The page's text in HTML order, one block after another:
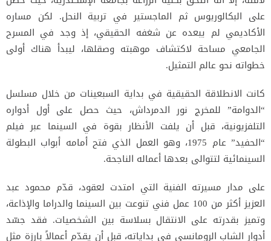
على البكالوريوس ثم الماجستير في تربية النحل. لكن مساره
الأكاديمي لم يبعده عن شغفه الحقيقي، إذ وجد في المسرح
الجامعي مساحة لاكتشاف موهبته وصقلها، ليبدأ هناك أولى
خطواته نحو عالم التمثيل.
كانت الانطلاقة الحقيقية في بداية السبعينات من خلال مسلسل
“الدوامة” للمخرج نور الدمرداش، حيث حصل على أول أدواره
التلفزيونية، قبل أن يلفت الأنظار بقوة في السينما عبر فيلم
“الحفيد” عام 1975، وهو العمل الذي فتح أمامه أبواب البطولة
السينمائية لتتوالى بعدها أعماله الناجحة.
على مدار مسيرته الفنية التي امتدت لعقود، قدّم محمود عبد
العزيز أكثر من 100 عمل فني تنوعت بين السينما والدراما والإذاعة،
وتميز بقدرته على الانتقال بسلاسة بين الشخصيات. فقد جسّد
أدوار الشاب الرومانسي في بداياته، قبل أن يقدّم أعمالاً بارزة مثل